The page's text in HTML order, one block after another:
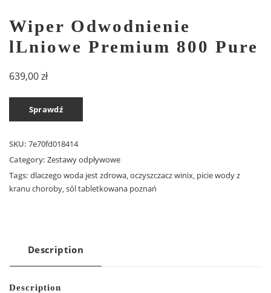
Wiper Odwodnienie
lLniowe Premium 800 Pure
639,00zł
Sprawdź
SKU: 7e70fd018414
Category: Zestawy odpływowe
Tags: dlaczego woda jest zdrowa,oczyszczacz winix, picie wody z
kranu choroby,sól tabletkowana poznań
Description
Description